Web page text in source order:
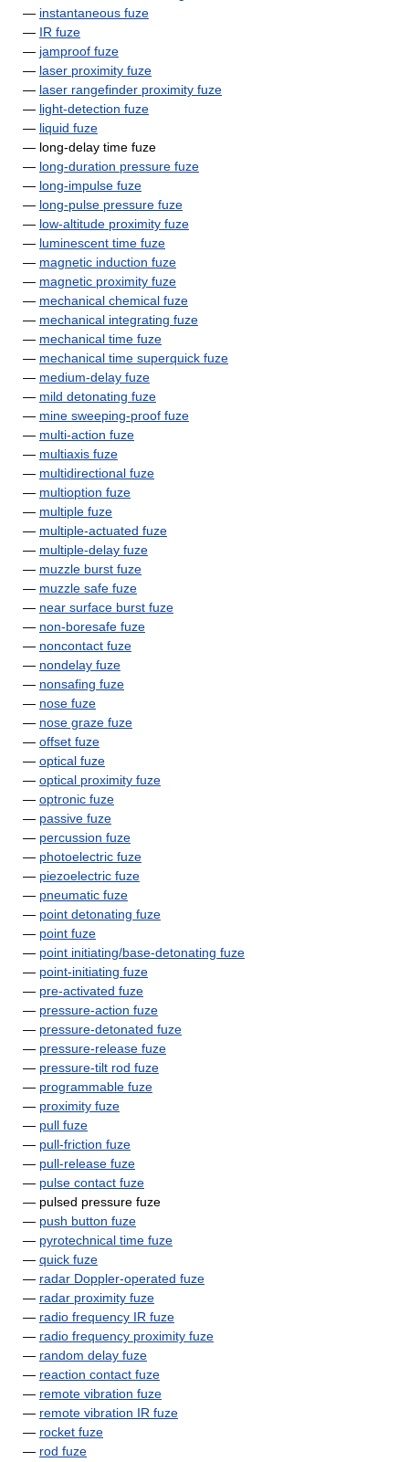
— instantaneous fuze
— IR fuze
— jamproof fuze
— laser proximity fuze
— laser rangefinder proximity fuze
— light-detection fuze
— liquid fuze
— long-delay time fuze
— long-duration pressure fuze
— long-impulse fuze
— long-pulse pressure fuze
— low-altitude proximity fuze
— luminescent time fuze
— magnetic induction fuze
— magnetic proximity fuze
— mechanical chemical fuze
— mechanical integrating fuze
— mechanical time fuze
— mechanical time superquick fuze
— medium-delay fuze
— mild detonating fuze
— mine sweeping-proof fuze
— multi-action fuze
— multiaxis fuze
— multidirectional fuze
— multioption fuze
— multiple fuze
— multiple-actuated fuze
— multiple-delay fuze
— muzzle burst fuze
— muzzle safe fuze
— near surface burst fuze
— non-boresafe fuze
— noncontact fuze
— nondelay fuze
— nonsafing fuze
— nose fuze
— nose graze fuze
— offset fuze
— optical fuze
— optical proximity fuze
— optronic fuze
— passive fuze
— percussion fuze
— photoelectric fuze
— piezoelectric fuze
— pneumatic fuze
— point detonating fuze
— point fuze
— point initiating/base-detonating fuze
— point-initiating fuze
— pre-activated fuze
— pressure-action fuze
— pressure-detonated fuze
— pressure-release fuze
— pressure-tilt rod fuze
— programmable fuze
— proximity fuze
— pull fuze
— pull-friction fuze
— pull-release fuze
— pulse contact fuze
— pulsed pressure fuze
— push button fuze
— pyrotechnical time fuze
— quick fuze
— radar Doppler-operated fuze
— radar proximity fuze
— radio frequency IR fuze
— radio frequency proximity fuze
— random delay fuze
— reaction contact fuze
— remote vibration fuze
— remote vibration IR fuze
— rocket fuze
— rod fuze